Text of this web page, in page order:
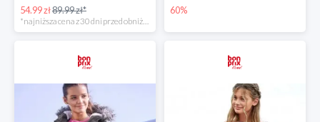
54.99 zł89.99 zł* 60%